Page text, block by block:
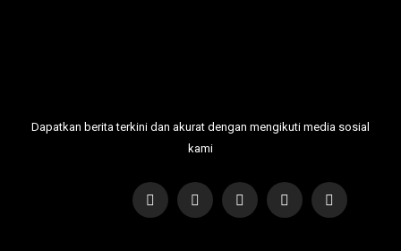
Dapatkan berita terkini dan akurat dengan mengikuti media sosial
kami